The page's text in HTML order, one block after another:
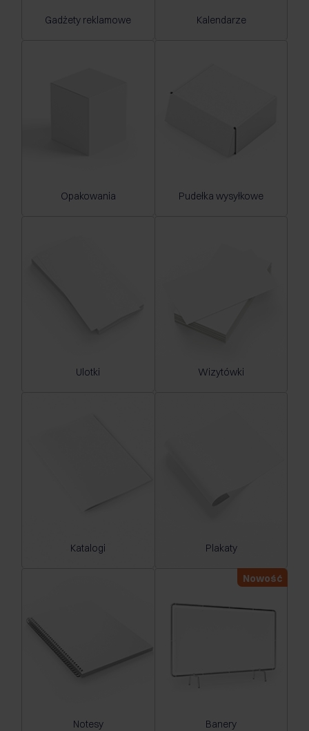
Gadżety reklamowe Kalendarze
Opakowania Pudełka wysyłkowe
Ulotki Wizytówki
Katalogi Plakaty
Notesy
Nowość
Banery